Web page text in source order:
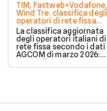
TIM, Fastweb+Vodafone,
Wind Tre: classifica degli
operatori di rete fissa
secondo AGCOM
La classifica aggiornata
degli operatori italiani di
rete fissa secondo i dati
AGCOM di marzo 2026:
e new entry.